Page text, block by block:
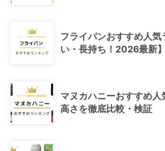
フライパンおすすめ人
い・長持ち！2026最新】
マヌカハニーおすすめ
高さを徹底比較・検証